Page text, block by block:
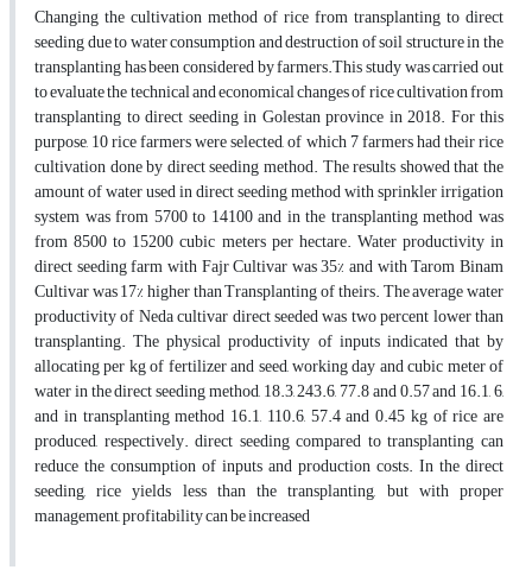
Changing the cultivation method of rice from transplanting to direct
seeding due to water consumption and destruction of soil structure in the
transplanting has been considered by farmers.This study was carried out
to evaluate the technical and economical changes of rice cultivation from
transplanting to direct seeding in Golestan province in 2018. For this
purpose, 10 rice farmers were selected, of which 7 farmers had their rice
cultivation done by direct seeding method. The results showed that the
amount of water used in direct seeding method with sprinkler irrigation
system was from 5700 to 14100 and in the transplanting method was
from 8500 to 15200 cubic meters per hectare. Water productivity in
direct seeding farm with Fajr Cultivar was 35% and with Tarom Binam
Cultivar was 17% higher than Transplanting of theirs. The average water
productivity of Neda cultivar direct seeded was two percent lower than
transplanting. The physical productivity of inputs indicated that by
allocating per kg of fertilizer and seed, working day and cubic meter of
water in the direct seeding method, 18.3, 243.6, 77.8 and 0.57 and 16.1, 6,
and in transplanting method 16.1, 110.6, 57.4 and 0.45 kg of rice are
produced, respectively. direct seeding compared to transplanting can
reduce the consumption of inputs and production costs. In the direct
seeding, rice yields less than the transplanting, but with proper
management, profitability can be increased